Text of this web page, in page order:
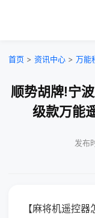
首页 > 资讯中心 > 万能
顺势胡牌!宁
级款万能
发布
【麻将机遥控